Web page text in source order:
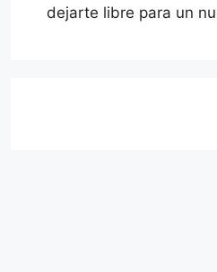
dejarte libre para un